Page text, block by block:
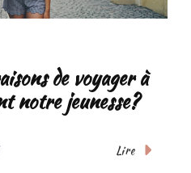
de voyager à
notre jeunesse?
Lire